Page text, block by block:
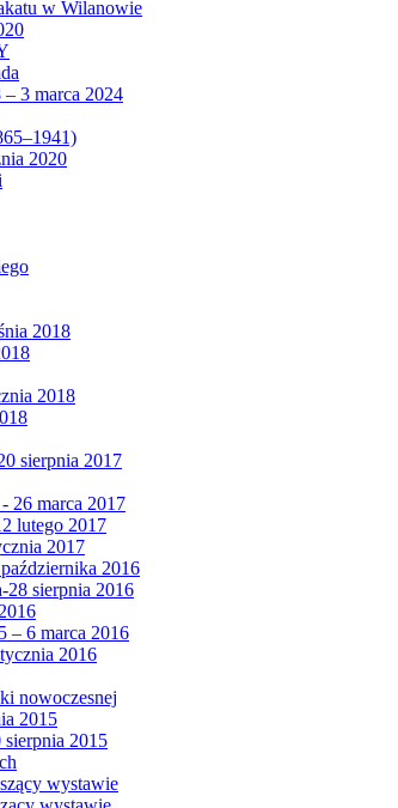
w Wilanowie
3 marca 2024
2020
2018
2018
sierpnia 2017
26 marca 2017
lutego 2017
2017
2016
28 sierpnia 2016
– 6 marca 2016
2016
nowoczesnej
2015
sierpnia 2015
wystawie